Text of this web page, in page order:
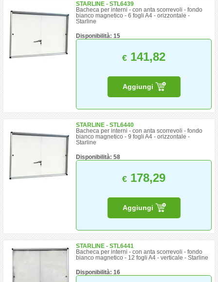
STARLINE - STL6439
Bacheca per interni - con anta scorrevoli - fondo
bianco magnetico - 6 fogli A4 - orizzontale -
Starline
Disponibilità: 15
€ 141,82
Aggiungi
STARLINE - STL6440
Bacheca per interni - con anta scorrevoli - fondo
bianco magnetico - 9 fogli A4 - orizzontale -
Starline
Disponibilità: 58
€ 178,29
Aggiungi
STARLINE - STL6441
Bacheca per interni - con anta scorrevoli - fondo
bianco magnetico - 12 fogli A4 - verticale - Starline
Disponibilità: 16